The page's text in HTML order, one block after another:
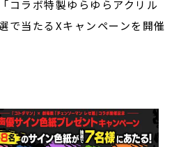
コラボ特製ゆらゆらアクリル
で当たるXキャンペーンを開催